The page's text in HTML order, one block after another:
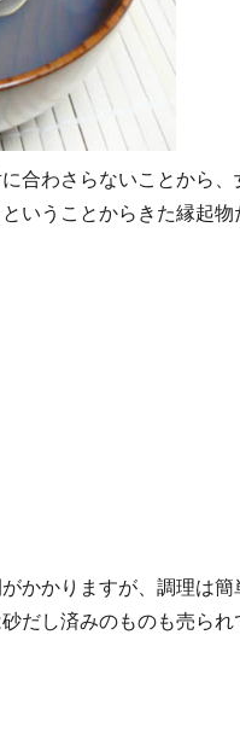
合わさらないことから
いうことからきた縁起物
かかりますが、調理は
だし済みのものも売ら